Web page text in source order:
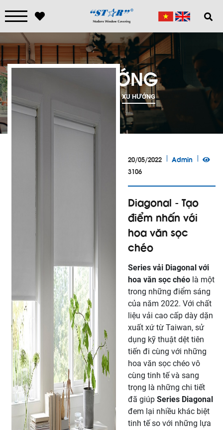
XU HƯỚNG
XU HƯỚNG
20/05/2022
Admin
3106
Diagonal - Tạo
điểm nhấn với
hoa văn sọc
chéo
Series vải Diagonal với
hoa văn sọc chéo là một
trong những điểm sáng
của năm 2022. Với chất
liệu vải cao cấp dày dặn
xuất xứ từ Taiwan, sử
dụng kỹ thuật dệt tiên
tiến đi cùng với những
hoa văn sọc chéo vô
cùng tinh tế và sang
trọng là những chi tiết
đã giúpSeries Diagonal
đem lại nhiều khác biệt
tinh tế so với những lựa